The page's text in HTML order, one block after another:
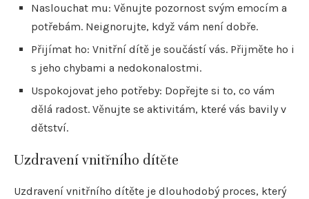
Naslouchat mu: Věnujte pozornost svým emocím a
potřebám. Neignorujte, když vám není dobře.
Přijímat ho: Vnitřní dítě je součástí vás. Přijměte ho i
s jeho chybami a nedokonalostmi.
Uspokojovat jeho potřeby: Dopřejte si to, co vám
dělá radost. Věnujte se aktivitám, které vás bavily v
dětství.
Uzdravení vnitřního dítěte
Uzdravení vnitřního dítěte je dlouhodobý proces, který